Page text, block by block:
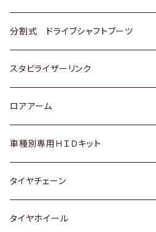
三菱
スバル
スバル
日産
いすゞ
ダイハツ
マツダ
三菱
スバル
ホンダ
スズキ
日産
ダイハツ
マツダ
三菱
トヨタ
ホンダ
スズキ
日産
いすゞ
ダイハツ
分割式 ドライブシャフトブーツ
トヨタ
ホンダ
スズキ
日産
ダイハツ
スタビライザーリンク
トヨタ
ホンダ
スズキ
日産
ロアアーム
ホンダ
スズキ
日産
車種別専用ＨＩＤキット
トヨタ
マツダ
タイヤチェーン
タイヤホイール